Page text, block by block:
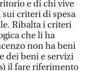
e di chi vive
criteri di spesa
Ribalta i criteri
che li ha
non ha beni
dei beni e servizi
il fare riferimento